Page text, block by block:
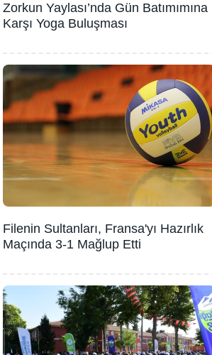
Zorkun Yaylası’nda Gün Batımımına
Karşı Yoga Buluşması
Filenin Sultanları, Fransa'yı Hazırlık
Maçında 3-1 Mağlup Etti